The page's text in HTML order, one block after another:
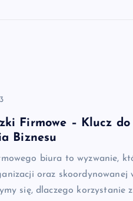
Firmowe – Klucz
Biznesu
biura to wyzwanie,
oraz skoordynowanej
się, dlaczego korzystanie